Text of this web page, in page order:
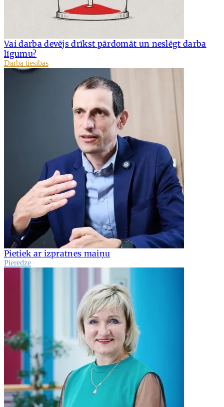
Vai darba devējs drīkst pārdomāt un neslēgt darba
līgumu?
Darba tiesības
Pietiek ar izpratnes maiņu
Pieredze